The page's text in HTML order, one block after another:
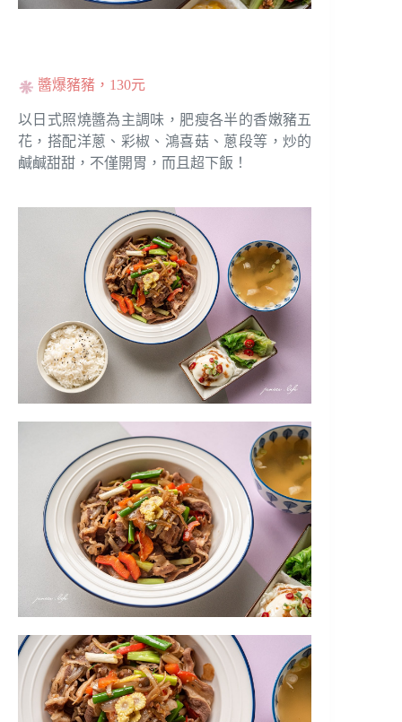
醬爆豬豬，130元
以日式照燒醬為主調味，肥瘦各半的香嫩豬五
花，搭配洋蔥、彩椒、鴻喜菇、蔥段等，炒的
鹹鹹甜甜，不僅開胃，而且超下飯！